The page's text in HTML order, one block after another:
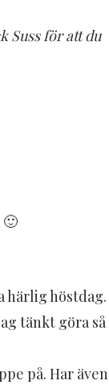
Suss för att du
härlig höstdag.
tänkt göra så
på. Har även